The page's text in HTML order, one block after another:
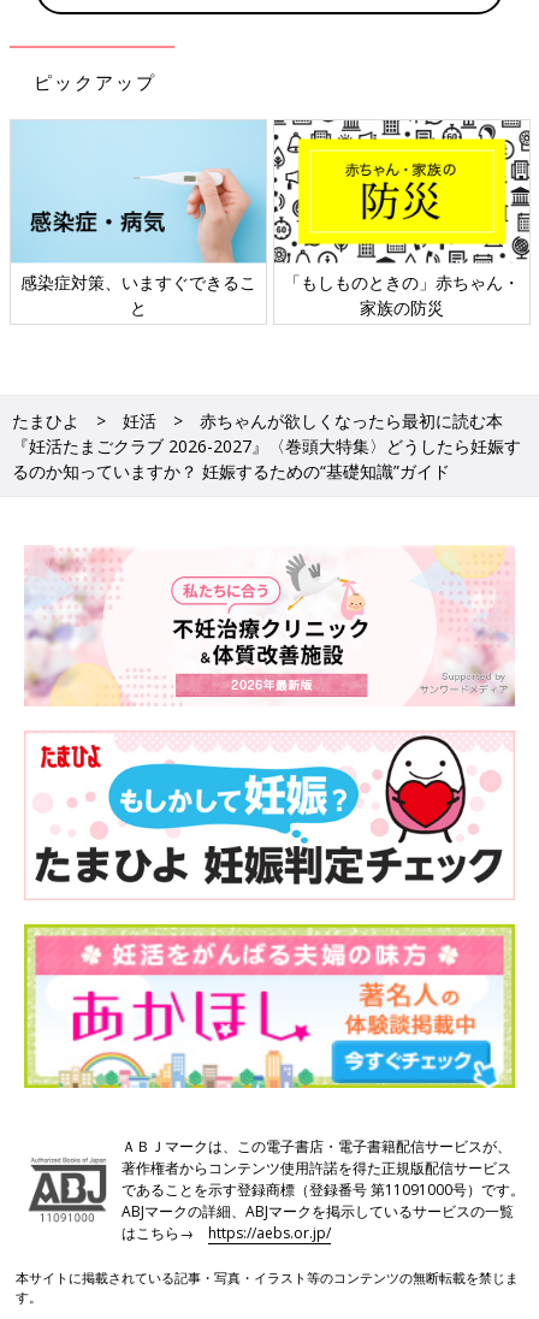
ピックアップ
日本外来小児科学会リーフレッ
ト検討会
六星占術 細木かおりさんの人生
相談
たまひよ 妊活
赤ちゃんが欲しくなったら最初に読む本
『妊活たまごクラブ 2026-2027』〈巻頭大特集〉どうしたら妊娠す
るのか知っていますか？ 妊娠するための“基礎知識”ガイド
ＡＢＪマークは、この電子書店・電子書籍配信サービスが、
著作権者からコンテンツ使用許諾を得た正規版配信サービス
であることを示す登録商標（登録番号 第11091000号）です。
ABJマークの詳細、ABJマークを掲示しているサービスの一覧
はこちら→https://aebs.or.jp/
本サイトに掲載されている記事・写真・イラスト等のコンテンツの無断転載を禁じま
す。